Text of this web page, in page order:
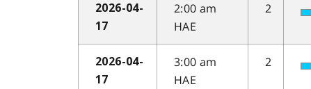
2026-04-
17
2:00 am
HAE
2
2026-04-
17
3:00 am
HAE
2